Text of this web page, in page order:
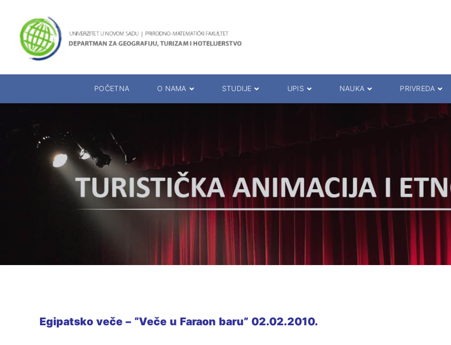
POČETNA O NAMA
Rukovodstvo Departmana
Katedre departmana
Prezentacija departmana
Prezentacija studija
STUDIJE
Oglasna tabla za studente
Raspored ispita i predavanja
Kalendar rada
Rukovodioci i savetnici
Materijali za studente
UPIS
Osnovne akademske studije
Master akademske studije
NAUKA
Naučni časopisi
Konferencija
PRIVREDA
Međunarodna saradnja
Egipatsko veče – “Veče u Faraon baru” 02.02.2010.